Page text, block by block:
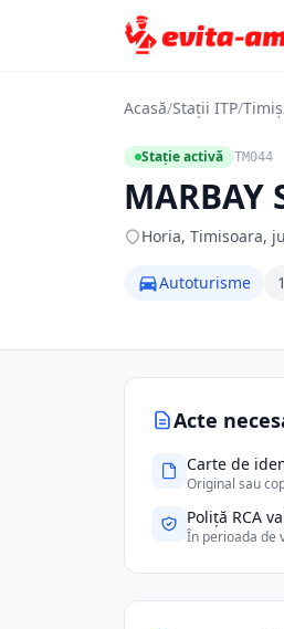
Acasă/Stații ITP/Timiș
Stație activă TM044
MARBAY
Horia, Timisoara,
Autoturisme
Acte
Carte de
Original sau
Poliță RCA
În perioada de